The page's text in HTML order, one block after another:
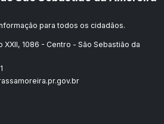
para todos os cidadãos.
XXII, 1086 - Centro - São Sebastião da